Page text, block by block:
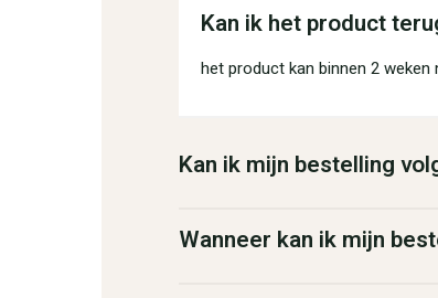
Kan ik het product
het product kan binnen 2
Kan ik mijn bestelling
Wanneer kan ik mijn